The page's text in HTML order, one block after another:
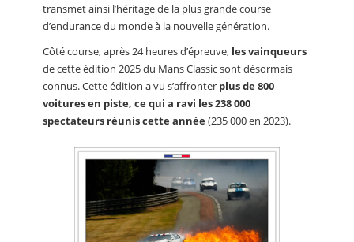
transmet ainsi l’héritage de la plus grande course
d’endurance du monde à la nouvelle génération.
Côté course, après 24 heures d’épreuve, les vainqueurs
de cette édition 2025 du Mans Classic sont désormais
connus. Cette édition a vu s’affronter plus de 800
voitures en piste, ce qui a ravi les 238 000
spectateurs réunis cette année(235 000 en 2023).